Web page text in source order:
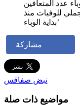
مشاركة
نبض صفاقس
مواضيع ذات صلة